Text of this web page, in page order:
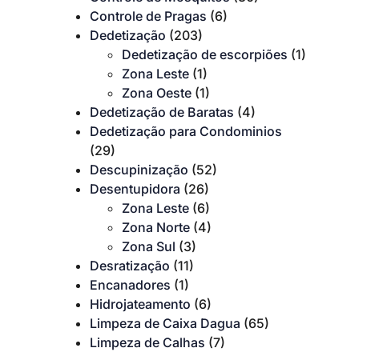
Controle de Pragas (6)
Dedetização (203)
Dedetização de escorpiões (1)
Zona Leste (1)
Zona Oeste (1)
Dedetização de Baratas (4)
Dedetização para Condominios
(29)
Descupinização (52)
Desentupidora (26)
Zona Leste (6)
Zona Norte (4)
Zona Sul (3)
Desratização (11)
Encanadores (1)
Hidrojateamento (6)
Limpeza de Caixa Dagua (65)
Limpeza de Calhas (7)